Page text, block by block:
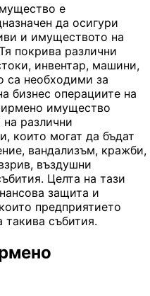
е
да осигури
и имуществото на
покрива различни
инвентар, машини,
са необходими за
бизнес операциите на
имущество
различни
които могат да бъдат
вандализъм, кражби,
въздушни
Целта на тази
защита и
предприятието
такива събития.